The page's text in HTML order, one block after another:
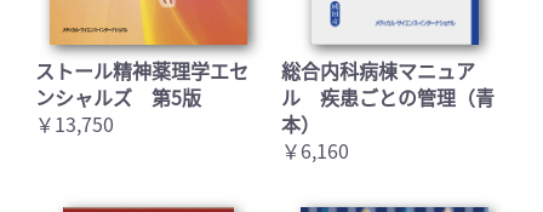
ストール精神薬理学エセ
ンシャルズ 第5版
￥13,750
総合内科病棟マニュア
ル 疾患ごとの管理（青
本）
￥6,160